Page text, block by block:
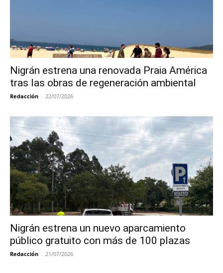
Nigrán estrena una renovada Praia América
tras las obras de regeneración ambiental
Redacción - 22/07/2026
Nigrán estrena un nuevo aparcamiento
público gratuito con más de 100 plazas
Redacción - 21/07/2026